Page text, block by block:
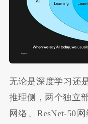
无论是深度学习还
推理侧，两个独立
网络、ResNet-50